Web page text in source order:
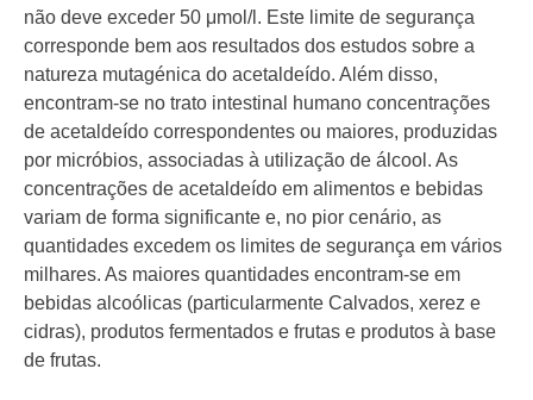
não deve exceder 50 μmol/l. Este limite de segurança
corresponde bem aos resultados dos estudos sobre a
natureza mutagénica do acetaldeído. Além disso,
encontram-se no trato intestinal humano concentrações
de acetaldeído correspondentes ou maiores, produzidas
por micróbios, associadas à utilização de álcool. As
concentrações de acetaldeído em alimentos e bebidas
variam de forma significante e, no pior cenário, as
quantidades excedem os limites de segurança em vários
milhares. As maiores quantidades encontram-se em
bebidas alcoólicas (particularmente Calvados, xerez e
cidras), produtos fermentados e frutas e produtos à base
de frutas.